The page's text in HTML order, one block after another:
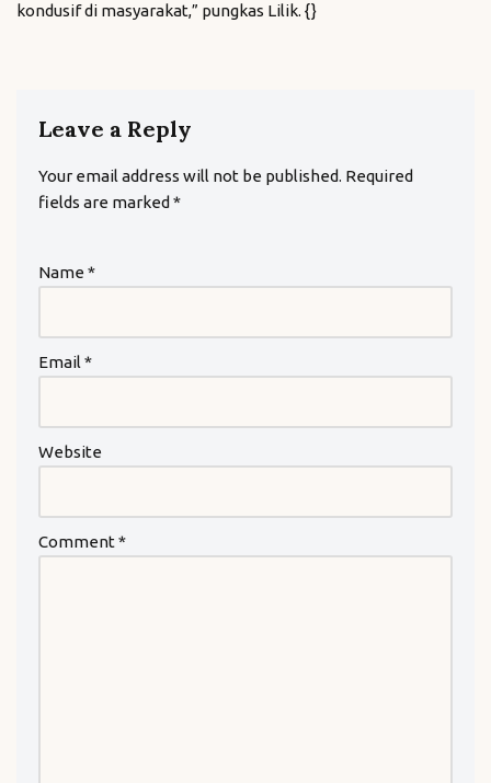
kondusif di masyarakat,” pungkas Lilik. {}
Leave a Reply
Your email address will not be published. Required
fields are marked *
Name*
Email *
Website
Comment*